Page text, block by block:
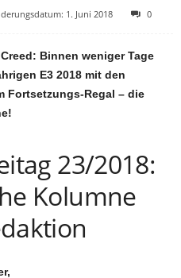
1. Juni 2018 0
Binnen weniger Tage
E3 2018 mit den
Fortsetzungs-Regal – die
23/2018:
Kolumne